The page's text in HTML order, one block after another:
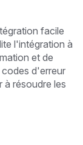
facile
l'intégration à
et de
d'erreur
à résoudre les